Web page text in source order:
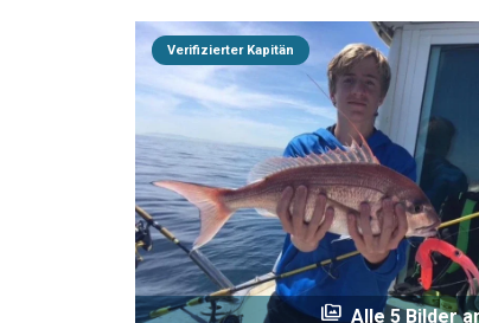
Verifizierter Kapitän
perm_media Alle 5 Bilder